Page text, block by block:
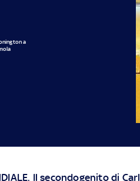
a
Il secondogenito di